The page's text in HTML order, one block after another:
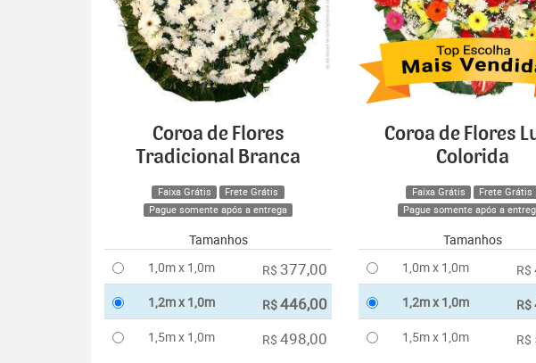
Coroa de Flores
Tradicional Branca
Faixa Grátis
Frete Grátis
Pague somente após a entrega
Tamanhos
1,0m x 1,0m
R$ 377,00
1,2m x 1,0m R$446,00
1,5m x 1,0m R$ 498,00
Coroa de Flores
Colorida
Faixa Grátis
Frete Grátis
Pague somente após a
Tamanhos
1,0m x 1,0m
R$
1,2m x 1,0m R$
1,5m x 1,0m R$